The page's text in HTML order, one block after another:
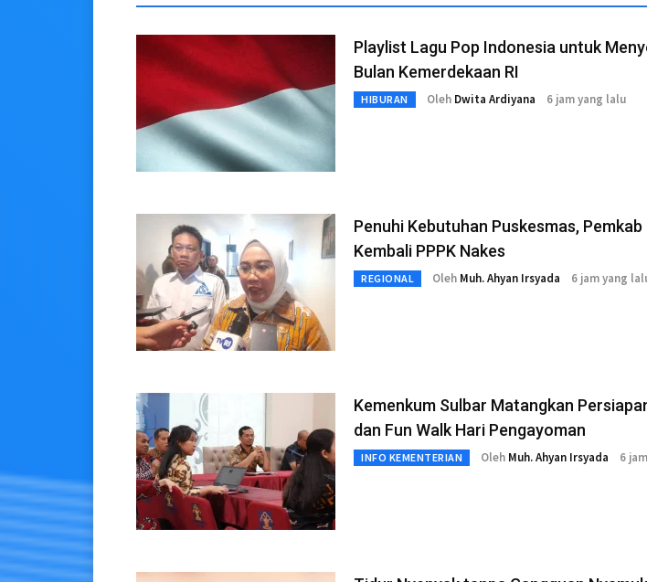
Playlist Lagu Pop Indonesia untuk
Bulan Kemerdekaan RI
HIBURAN Oleh Dwita Ardiyana 6 jam yang lalu
Penuhi Kebutuhan Puskesmas,
Kembali PPPK Nakes
REGIONAL Oleh Muh. Ahyan Irsyada 6 jam yang
Kemenkum Sulbar Matangkan
dan Fun Walk Hari Pengayoman
INFO KEMENTERIAN Oleh Muh. Ahyan Irsyada 6